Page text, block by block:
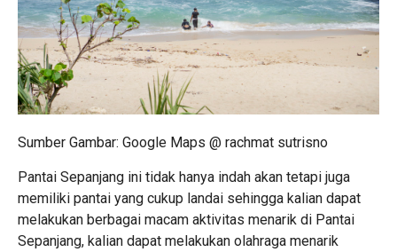
Sumber Gambar: Google Maps @ rachmat sutrisno
Pantai Sepanjang ini tidak hanya indah akan tetapi juga
memiliki pantai yang cukup landai sehingga kalian dapat
melakukan berbagai macam aktivitas menarik di Pantai
Sepanjang, kalian dapat melakukan olahraga menarik